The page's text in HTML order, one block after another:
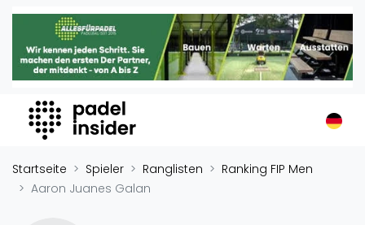
Padel Insider
Home
Organisationen
Buchungssysteme
Padel-Shops
Padel-Marken
Startseite Spieler Ranglisten
Ranking FIP Men
Aaron Juanes Galan